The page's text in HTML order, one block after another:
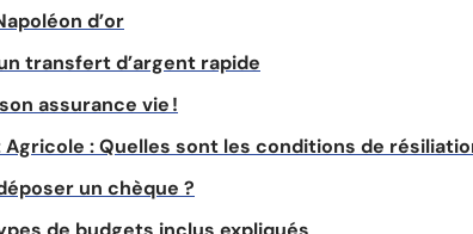
d’or
transfert d’argent rapide
assurance vie !
: Quelles sont les conditions de
un chèque ?